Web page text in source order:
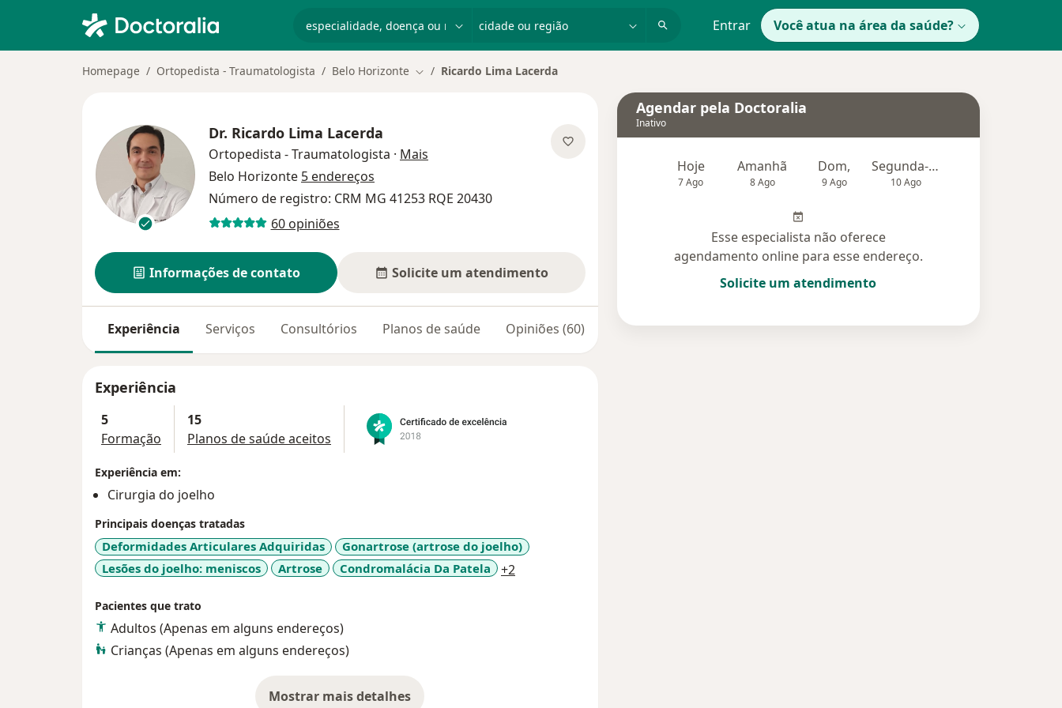
Entrar Você atua na área da saúde?
Homepage Ortopedista - Traumatologista Belo Horizonte Mudar de cidade
Ricardo Lima Lacerda
Dr. Ricardo Lima Lacerda
Ortopedista - Traumatologista · Mais
Belo Horizonte 5 endereços
Número de registro: CRM MG 41253 RQE 20430
60 opiniões
Informações de contato Solicite um atendimento
Experiência Serviços Consultórios Planos de saúde Opiniões (60)
Experiência
5
Formação
15
Planos de saúde aceitos
Experiência em:
Cirurgia do joelho
Principais doenças tratadas
Deformidades Articulares Adquiridas
Gonartrose (artrose do joelho)
Lesões do joelho: meniscos
Artrose Condromalácia Da Patela +2
Pacientes que trato
Adultos (Apenas em alguns endereços)
Crianças (Apenas em alguns endereços)
Mostrar mais detalhes
Agendar pela Doctoralia
Inativo
Hoje
7 Ago
Amanhã
8 Ago
Dom,
9 Ago
Segunda-feira
10 Ago
Esse especialista não oferece
agendamento online para esse endereço.
Solicite um atendimento